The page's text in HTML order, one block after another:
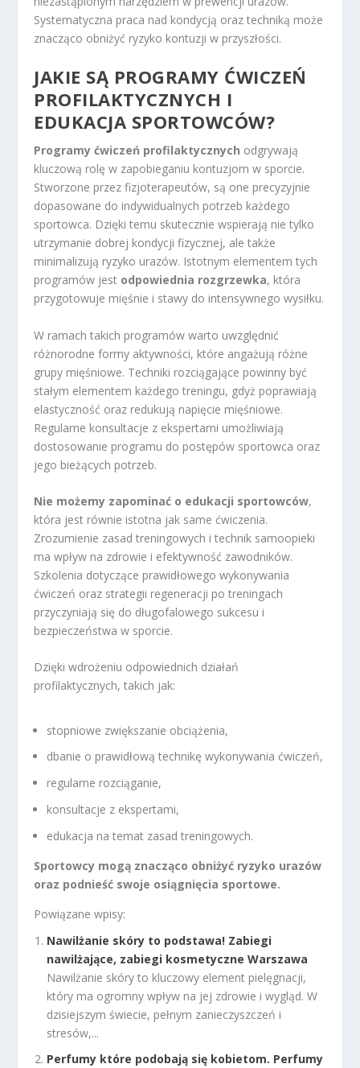
Systematyczna praca nad kondycją oraz techniką może
znacząco obniżyć ryzyko kontuzji w przyszłości.
JAKIE SĄ PROGRAMY ĆWICZEŃ
PROFILAKTYCZNYCH I
EDUKACJA SPORTOWCÓW?
Programy ćwiczeń profilaktycznych odgrywają
kluczową rolę w zapobieganiu kontuzjom w sporcie.
Stworzone przez fizjoterapeutów, są one precyzyjnie
dopasowane do indywidualnych potrzeb każdego
sportowca. Dzięki temu skutecznie wspierają nie tylko
utrzymanie dobrej kondycji fizycznej, ale także
minimalizują ryzyko urazów. Istotnym elementem tych
programów jest odpowiednia rozgrzewka, która
przygotowuje mięśnie i stawy do intensywnego wysiłku.
W ramach takich programów warto uwzględnić
różnorodne formy aktywności, które angażują różne
grupy mięśniowe. Techniki rozciągające powinny być
stałym elementem każdego treningu, gdyż poprawiają
elastyczność oraz redukują napięcie mięśniowe.
Regularne konsultacje z ekspertami umożliwiają
dostosowanie programu do postępów sportowca oraz
jego bieżących potrzeb.
Nie możemy zapominać o edukacji sportowców,
która jest równie istotna jak same ćwiczenia.
Zrozumienie zasad treningowych i technik samoopieki
ma wpływ na zdrowie i efektywność zawodników.
Szkolenia dotyczące prawidłowego wykonywania
ćwiczeń oraz strategii regeneracji po treningach
przyczyniają się do długofalowego sukcesu i
bezpieczeństwa w sporcie.
Dzięki wdrożeniu odpowiednich działań
profilaktycznych, takich jak:
stopniowe zwiększanie obciążenia,
dbanie o prawidłową technikę wykonywania ćwiczeń,
regularne rozciąganie,
konsultacje z ekspertami,
edukacja na temat zasad treningowych.
Sportowcy mogą znacząco obniżyć ryzyko urazów
oraz podnieść swoje osiągnięcia sportowe.
Powiązane wpisy:
Nawilżanie skóry to podstawa! Zabiegi
nawilżające, zabiegi kosmetyczne Warszawa
Nawilżanie skóry to kluczowy element pielęgnacji,
który ma ogromny wpływ na jej zdrowie i wygląd. W
dzisiejszym świecie, pełnym zanieczyszczeń i
stresów,...
Perfumy które podobają się kobietom. Perfumy